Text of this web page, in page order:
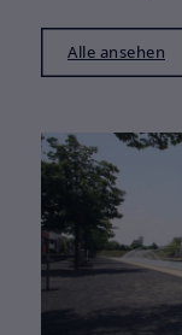
Alle ansehen